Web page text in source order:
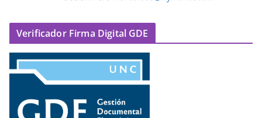
Verificador Firma Digital GDE